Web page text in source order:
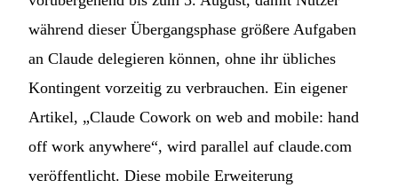
während dieser Übergangsphase größere Aufgaben
an Claude delegieren können, ohne ihr übliches
Kontingent vorzeitig zu verbrauchen. Ein eigener
Artikel, „Claude Cowork on web and mobile: hand
off work anywhere“, wird parallel auf claude.com
veröffentlicht. Diese mobile Erweiterung